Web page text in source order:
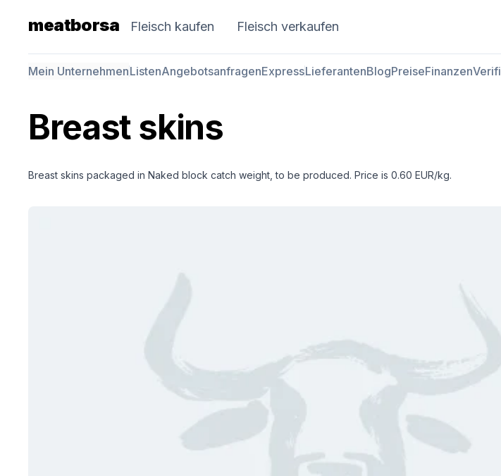
meatborsa Fleisch kaufen Fleisch verkaufen
Mein UnternehmenListenAngebotsanfragenExpressLieferantenBlogPreiseFinanzen
Breast skins
Breast skins packaged in Naked block catch weight, to be produced. Price is 0.60 EUR/kg.